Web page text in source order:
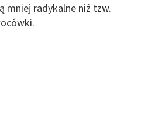
mniej radykalne niż tzw.
danych do